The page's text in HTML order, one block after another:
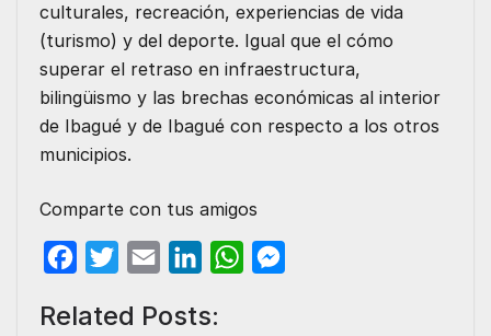
culturales, recreación, experiencias de vida
(turismo) y del deporte. Igual que el cómo
superar el retraso en infraestructura,
bilingüismo y las brechas económicas al interior
de Ibagué y de Ibagué con respecto a los otros
municipios.
Comparte con tus amigos
c
i
a
n
W
Related Posts: